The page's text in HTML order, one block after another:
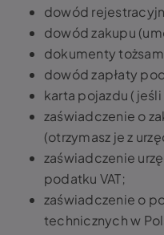
dowód
dowód zakupu
dokumenty
dowód zapłaty
karta pojazdu (jeśli
zaświadczenie o
(otrzymasz je z
zaświadczenie
podatku VAT;
zaświadczenie o
technicznych w